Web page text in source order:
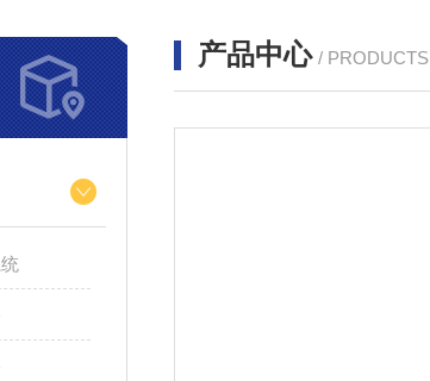
产品中心 / PRODUCTS